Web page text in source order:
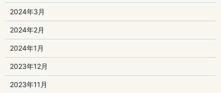
2024年3月
2024年2月
2024年1月
2023年12月
2023年11月